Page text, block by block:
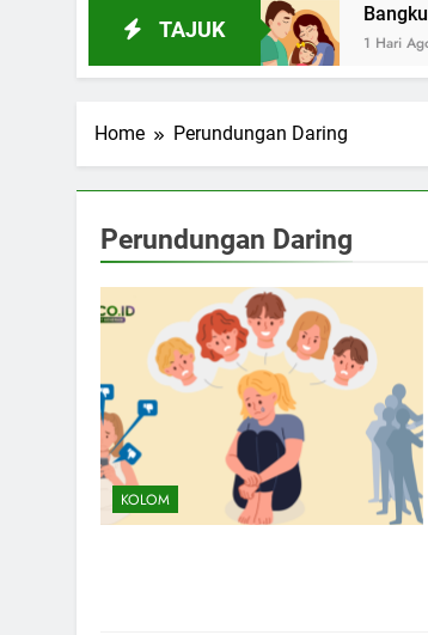
TAJUK
Kampus Bangku
1 Hari Ago
Home Perundungan Daring
Perundungan Daring
KOLOM